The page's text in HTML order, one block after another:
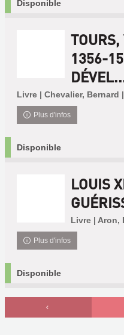
Disponible
1356-
Livre | Chevalier, Bernard
Plus d'infos
Disponible
LOUIS
Livre | Aron,
Plus d'infos
Disponible